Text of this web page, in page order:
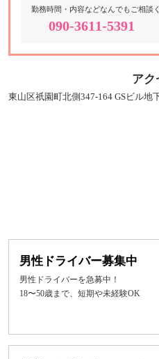
勤務時間・内容などなんでもご相談
090-3611-5391
アク
東山区祇園町北側347-164 GSビル地
男性ドライバー募集中
男性ドライバーを急募中！
18〜50歳まで、短期や未経験OK